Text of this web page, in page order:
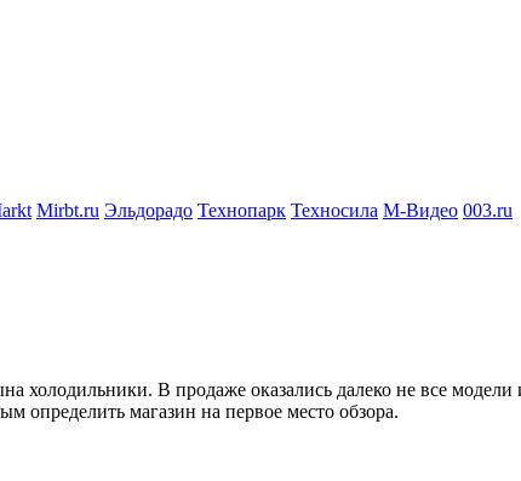
Mirbt.ru Эльдорадо Технопарк Техносила М-Видео 003.ru
холодильники. В продаже оказались далеко не все модели
определить магазин на первое место обзора.